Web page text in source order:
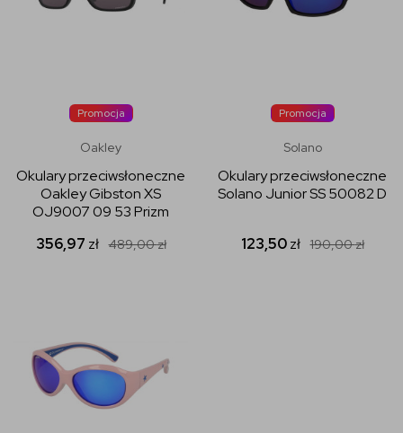
Promocja
Oakley
Okulary przeciwsłoneczne
Oakley Gibston XS
OJ9007 09 53 Prizm
356,97 zł 489,00zł
Promocja
Solano
Okulary przeciwsłoneczne
Solano Junior SS 50082 D
123,50zł 190,00zł